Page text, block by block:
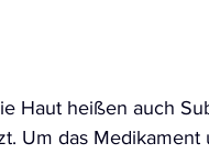
Haut heißen auch
Um das